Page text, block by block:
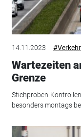
14.11.2023
Wartezeiten
Grenze
Stichproben-
besonders montags